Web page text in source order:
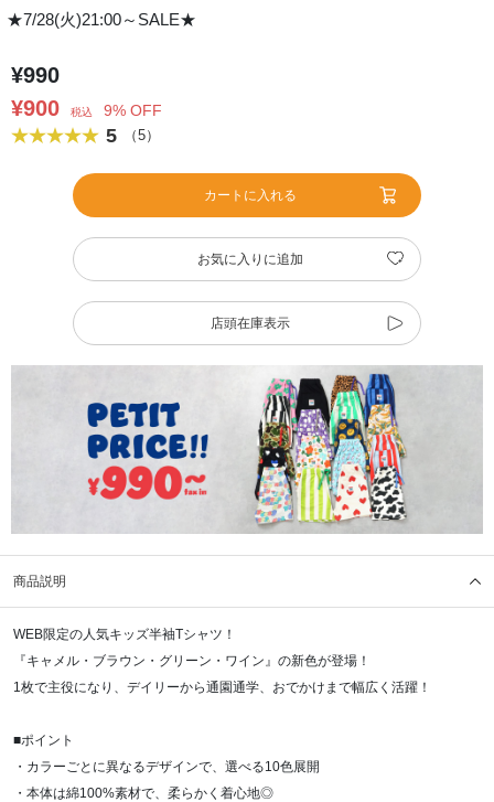
★7/28(火)21:00～SALE★
¥990
¥900
税込 9% OFF
5 （5）
カートに入れる
お気に入りに追加
店頭在庫表示
商品説明
WEB限定の人気キッズ半袖Tシャツ！
『キャメル・ブラウン・グリーン・ワイン』の新色が登場！
1枚で主役になり、デイリーから通園通学、おでかけまで幅広く活躍！
■ポイント
・カラーごとに異なるデザインで、選べる10色展開
・本体は綿100%素材で、柔らかく着心地◎